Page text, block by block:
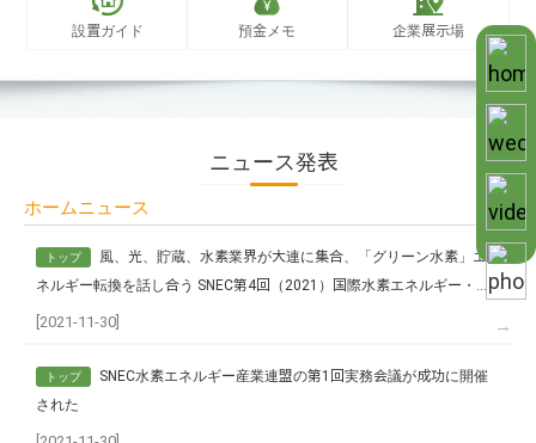
設置ガイド 預金メモ 企業展示場
ニュース発表
ホームニュース
トップ
ネルギー転換を話し合う SNEC第4回（2021）国際水素エネルギー・燃
料電池（大連）技術大会が成功に開催された SNEC水素エネルギー産業
[2021-11-30] →
トップ
された